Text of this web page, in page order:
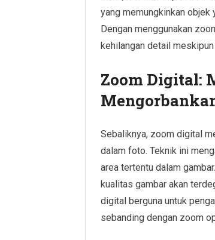
yang memungkinkan objek
Dengan menggunakan
kehilangan detail
Zoom Digital:
Sebaliknya, zoom digital
dalam foto. Teknik ini
area tertentu dalam
kualitas gambar akan
digital berguna untuk
sebanding dengan zoom